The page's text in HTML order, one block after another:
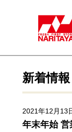
新着情報
2021年12月13
年末年始